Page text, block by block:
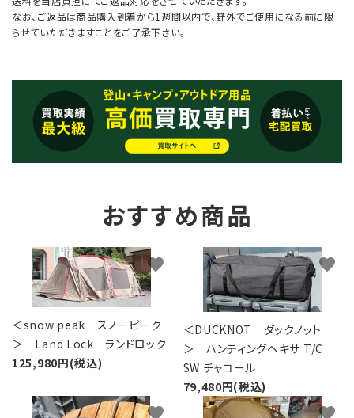
なお、ご返品は商品購入到着から1週間以内で、野外でご使用になる前に限
らせていただきますことをご了承下さい。
おすすめ商品
＜snow peak スノーピーク
＞ Land Lock ランドロック
125,980円(税込)
favorite
＜DUCKNOT ダックノット
＞ ハンティングヘキサ T/C
SW チャコール
79,480円(税込)
favorite
favorite favorite